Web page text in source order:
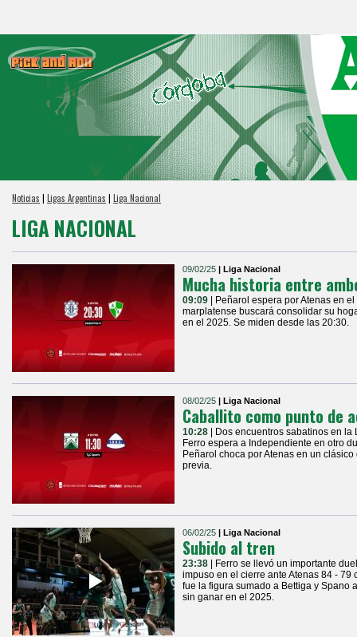
Noticias | Ligas Argentinas | Liga Nacional
LIGA NACIONAL
09/02/25 | Liga Nacional
Mucha historia entre
09:09
| Peñarol espera por Atenas en
marplatense buscará consolidar su
en el 2025. Se miden desde las 20:30.
08/02/25 | Liga Nacional
Caballito como punto de
10:28
| Dos encuentros sabatinos en
Ferro espera a Independiente en otro
Peñarol choca por Atenas en un
previa.
06/02/25 | Liga Nacional
Subido al tren
23:38
| Ferro se llevó un importante
impuso en el cierre ante Atenas 84 -
fue la figura sumado a Bettiga y Spano
sin ganar en el 2025.